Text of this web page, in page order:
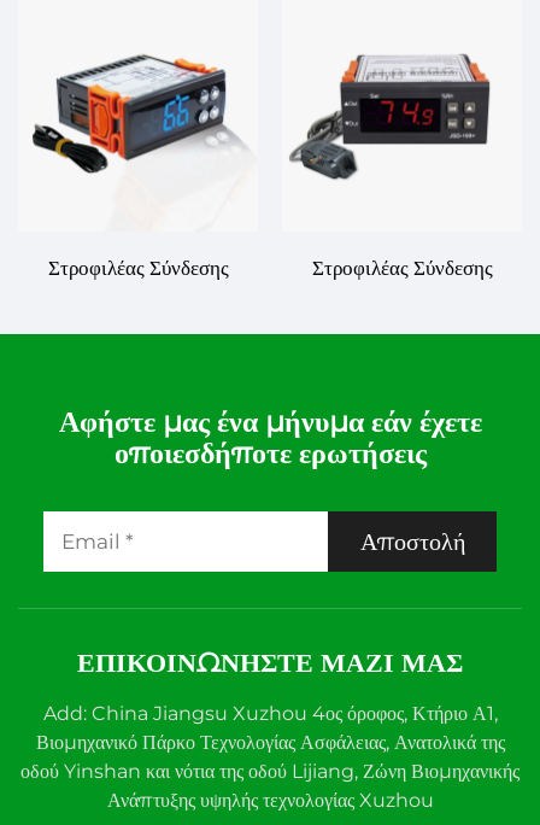
Περιβάλλον Σας
Ακριβής Διπλή Έλεγχος
Στροφιλέας Σύνδεσης
Εξαρτήσιμη και Ακριβής
Στροφιλέας Σύνδεσης
Φροντιστική και
Θερμοκρασίας
Αφήστε μας ένα μήνυμα εάν έχετε
οποιεσδήποτε ερωτήσεις
Αποστολή
ΕΠΙΚΟΙΝΩΝΉΣΤΕ ΜΑΖΊ ΜΑΣ
Add: China Jiangsu Xuzhou 4ος όροφος, Κτήριο Α1,
Βιομηχανικό Πάρκο Τεχνολογίας Ασφάλειας, Ανατολικά της
οδού Yinshan και νότια της οδού Lijiang, Ζώνη Βιομηχανικής
Ανάπτυξης υψηλής τεχνολογίας Xuzhou